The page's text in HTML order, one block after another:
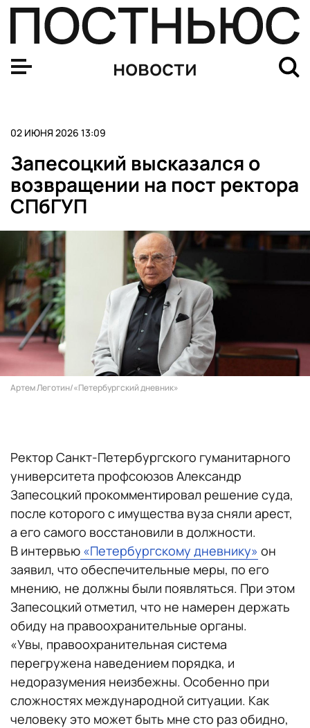
новости
02 ИЮНЯ 2026 13:09
Запесоцкий высказался о
возвращении на пост ректора
СПбГУП
Артем Леготин/«Петербургский дневник»
Ректор Санкт-Петербургского гуманитарного
университета профсоюзов Александр
Запесоцкий прокомментировал решение суда,
после которого с имущества вуза сняли арест,
а его самого восстановили в должности.
В интервью «Петербургскому дневнику» он
заявил, что обеспечительные меры, по его
мнению, не должны были появляться. При этом
Запесоцкий отметил, что не намерен держать
обиду на правоохранительные органы.
«Увы, правоохранительная система
перегружена наведением порядка, и
недоразумения неизбежны. Особенно при
сложностях международной ситуации. Как
человеку это может быть мне сто раз обидно,
Делегация Радио Sputnik и ON Медиа (ранее – МТС